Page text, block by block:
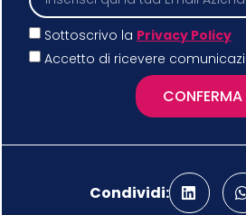
Sottoscrivo la Privacy Policy
Accetto di ricevere
CONFERMA
Condividi: